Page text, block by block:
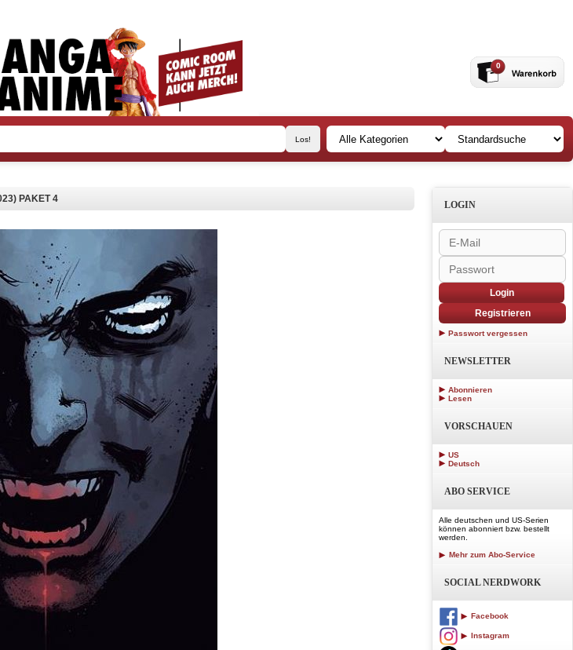
0
PAKET 4
LOGIN
Login
Registrieren
Passwort vergessen
NEWSLETTER
Abonnieren
Lesen
VORSCHAUEN
US
Deutsch
ABO SERVICE
Alle deutschen und US-Serien
können abonniert bzw. bestellt
werden.
Mehr zum Abo-Service
SOCIAL NERDWORK
Facebook
Instagram